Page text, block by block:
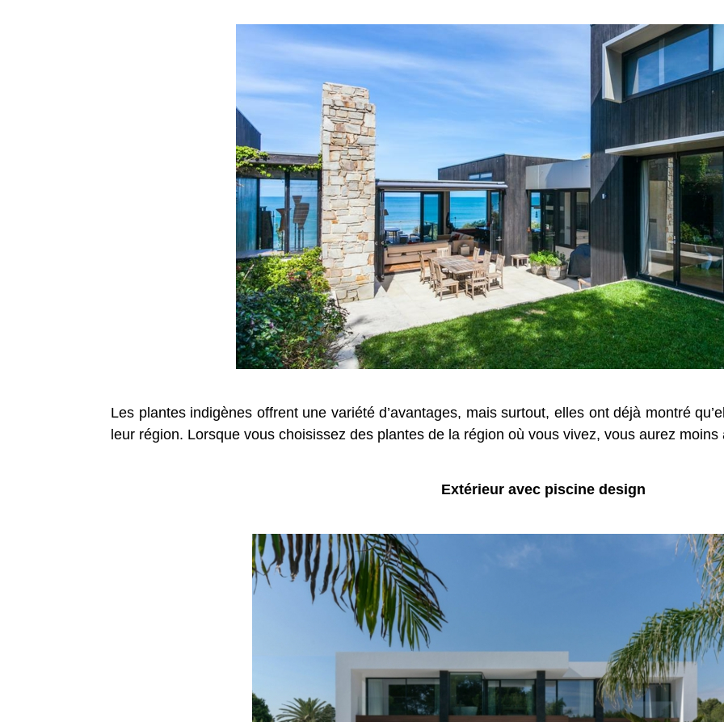
Les plantes indigènes offrent une variété d’avantages, mais surtout, elles ont déjà montré
leur région. Lorsque vous choisissez des plantes de la région où vous vivez, vous aurez
Extérieur avec piscine design